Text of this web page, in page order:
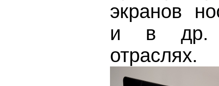
экранов
и в др.
отраслях.